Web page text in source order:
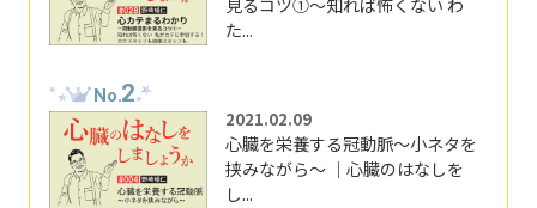
見るコツ①～知れば怖くない わ
た...
No.2
2021.02.09
心臓を栄養する冠動脈～小ネタを
挟みながら～ ｜心臓のはなしを
し...